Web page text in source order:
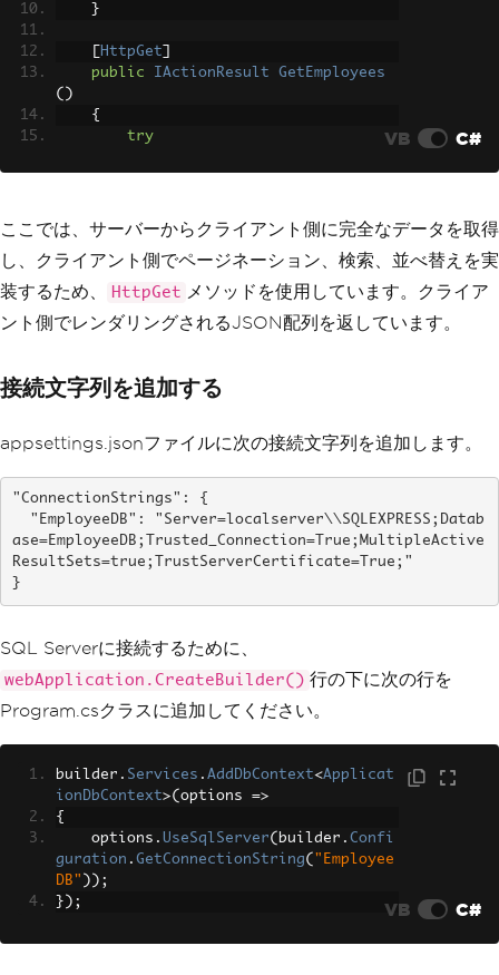
}
HttpGet
public
IActionResult
GetEmployees
()
{
try
var jsonData new {
data
= employeeData };
return
Ok(jsonData );
}
catch
Exception ex
{
}
}
VB C#
ここでは、サーバーからクライアント側に完全なデータを取得
し、クライアント側でページネーション、検索、並べ替えを実
装するため、
HttpGet メソッドを使用しています。クライア
ント側でレンダリングされるJSON配列を返しています。
接続文字列を追加する
appsettings.jsonファイルに次の接続文字列を追加します。
"ConnectionStrings": {
ase=EmployeeDB;Trusted_Connection=True;MultipleActive
ResultSets=true;TrustServerCertificate=True;"
}
SQL Serverに接続するために、
webApplication.CreateBuilder() 行の下に次の行を
Program.csクラスに追加してください。
builder . Services . AddDbContext<Applicat
ionDbContext>( options =>
{
    options
. UseSqlServer( builder . Confi
guration . GetConnectionString( "Employee
DB" ));
});
VB C#